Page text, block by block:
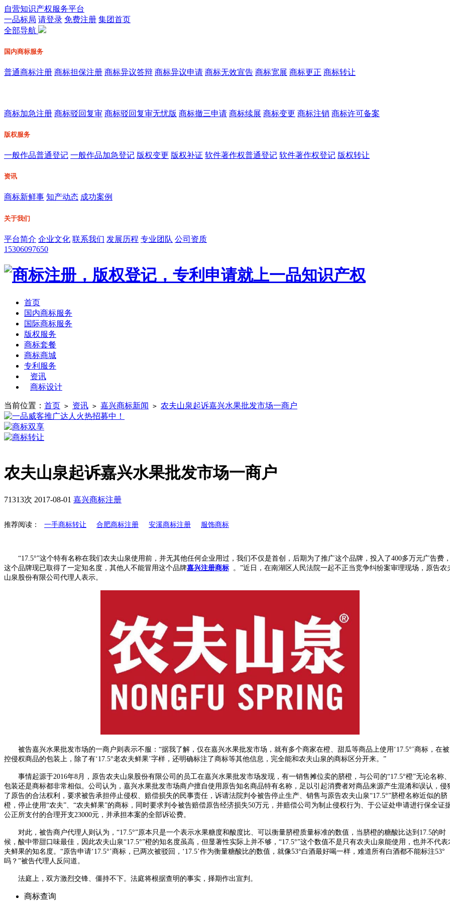
自营知识产权服务平台
一品标局 请登录 免费注册 集团首页
全部导航
国内商标服务
普通商标注册 商标担保注册 商标异议答辩 商标异议申请 商标无效宣告 商标宽展 商标更正 商标转让
商标加急注册 商标驳回复审 商标驳回复审无忧版 商标撤三申请 商标续展 商标变更 商标注销 商标许可备案
版权服务
一般作品普通登记 一般作品加急登记 版权变更 版权补证 软件著作权普通登记 软件著作权登记 版权转让
资讯
商标新鲜事 知产动态 成功案例
关于我们
平台简介 企业文化 联系我们 发展历程 专业团队 公司资质
15306097650
首页
国内商标服务
国际商标服务
版权服务
商标套餐
商标商城
专利服务
资讯
商标设计
当前位置： 首页 > 资讯 > 嘉兴商标新闻 > 农夫山泉起诉嘉兴水果批发市场一商户
农夫山泉起诉嘉兴水果批发市场一商户
71313次 2017-08-01 嘉兴商标注册
推荐阅读： 一手商标转让 合肥商标注册 安溪商标注册 服饰商标
“17.5°”这个特有名称在我们农夫山泉使用前，并无其他任何企业用过，我们不仅是首创，后期为了推广这个品牌，投入了400多万元广告费
这个品牌现已取得了一定知名度，其他人不能冒用这个品牌嘉兴注册商标 。”近日，在南湖区人民法院一起不正当竞争纠纷案审理现场，原告农
山泉股份有限公司代理人表示。
被告嘉兴水果批发市场的一商户则表示不服：“据我了解，仅在嘉兴水果批发市场，就有多个商家在橙、甜瓜等商品上使用‘17.5°’商标，在被
控侵权商品的包装上，除了有‘17.5°老农夫鲜果’字样，还明确标注了商标等其他信息，完全能和农夫山泉的商标区分开来。”
事情起源于2016年8月，原告农夫山泉股份有限公司的员工在嘉兴水果批发市场发现，有一销售摊位卖的脐橙，与公司的“17.5°橙”无论名称
包装还是商标都非常相似。公司认为，嘉兴水果批发市场商户擅自使用原告知名商品特有名称，足以引起消费者对商品来源产生混淆和误认，侵
了原告的合法权利，要求被告承担停止侵权、赔偿损失的民事责任，诉请法院判令被告停止生产、销售与原告农夫山泉“17.5°”脐橙名称近似的脐
橙，停止使用“农夫”、“农夫鲜果”的商标，同时要求判令被告赔偿原告经济损失50万元，并赔偿公司为制止侵权行为、于公证处申请进行保全证
公正所支付的合理开支23000元，并承担本案的全部诉讼费。
对此，被告商户代理人则认为，“17.5°”原本只是一个表示水果糖度和酸度比、可以衡量脐橙质量标准的数值，当脐橙的糖酸比达到17.5的时
候，酸中带甜口味最佳，因此农夫山泉“17.5°”橙的知名度虽高，但显著性实际上并不够，“17.5°”这个数值不是只有农夫山泉能使用，也并不代表
夫鲜果的知名度。“原告申请‘17.5°’商标，已两次被驳回，‘17.5’作为衡量糖酸比的数值，就像53°白酒最好喝一样，难道所有白酒都不能标注53°
吗？”被告代理人反问道。
法庭上，双方激烈交锋、僵持不下。法庭将根据查明的事实，择期作出宣判。
商标查询